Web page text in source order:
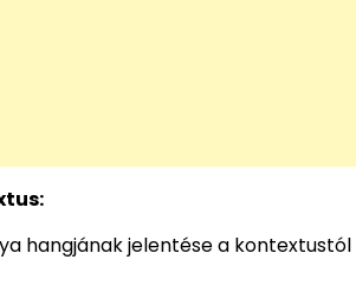
hangjának jelentése a kontextustól